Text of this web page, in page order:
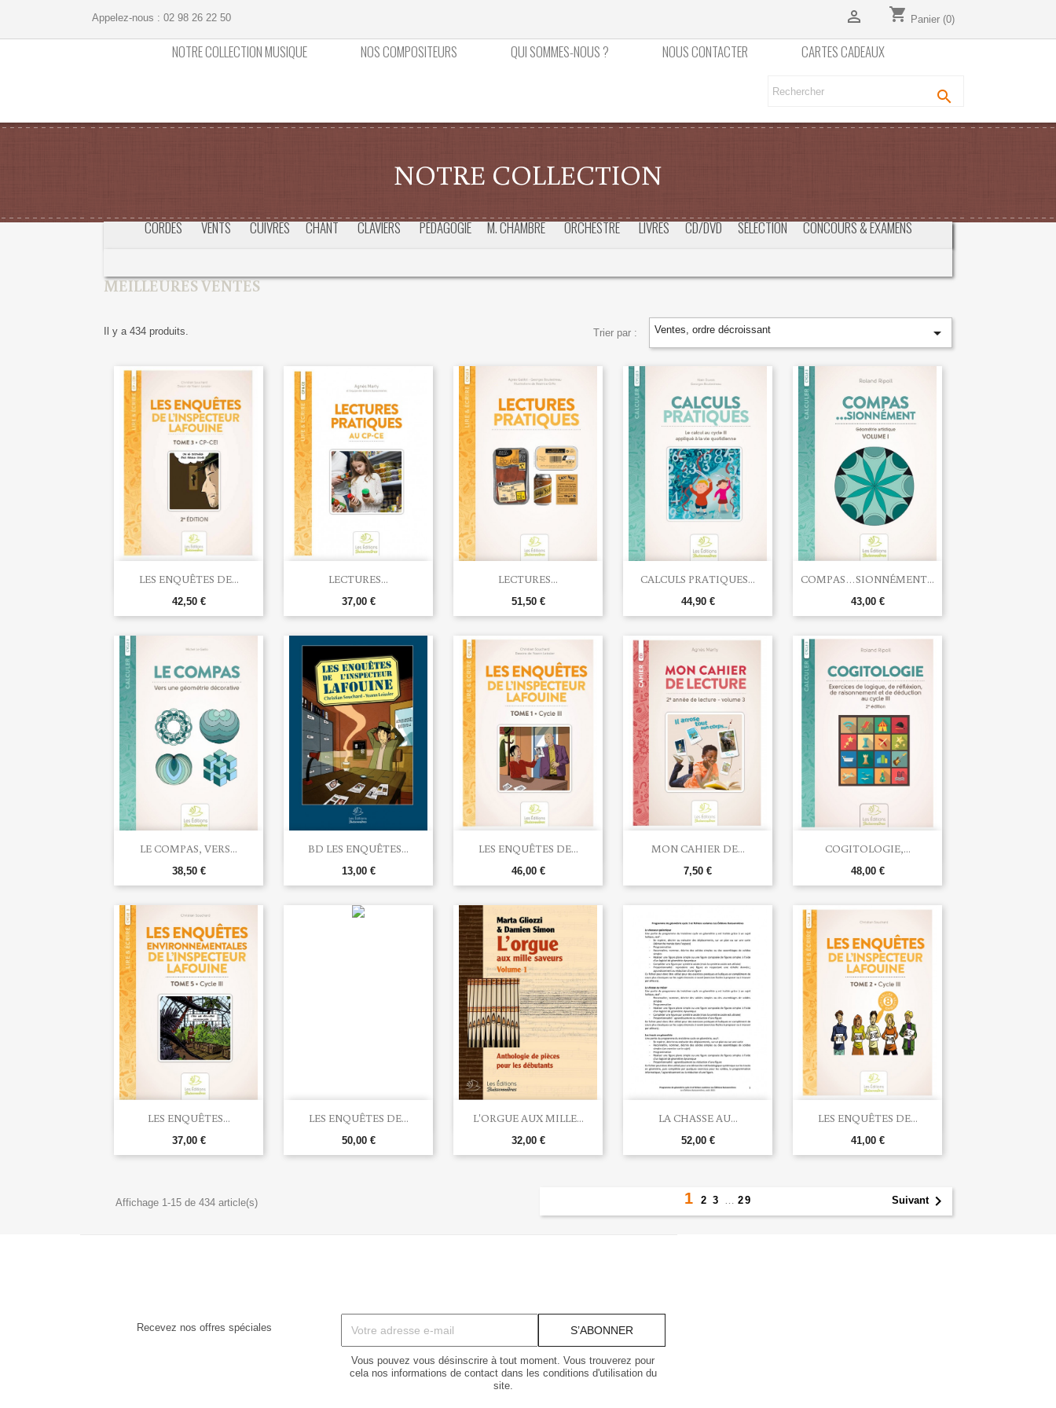
Appelez-nous : 02 98 26 22 50  shopping_cart Panier (0)
NOTRE COLLECTION MUSIQUE NOS COMPOSITEURS QUI SOMMES-NOUS ? NOUS CONTACTER CARTES CADEAUX

NOTRE COLLECTION
CORDES VENTS CUIVRES CHANT CLAVIERS PÉDAGOGIE M. CHAMBRE ORCHESTRE LIVRES CD/DVD SÉLECTION CONCOURS & EXAMENS
MEILLEURES VENTES
Il y a 434 produits. Trier par : Ventes, ordre décroissant 
LES ENQUÊTES DE...
42,50 €
 Aperçu rapide LECTURES...
37,00 €
Aperçu rapide LECTURES...
51,50 €
Aperçu rapide CALCULS PRATIQUES...
44,90 €
Aperçu rapide COMPAS…SIONNÉMENT...
43,00 €
Aperçu rapide
LE COMPAS, VERS...
38,50 €
Aperçu rapide BD LES ENQUÊTES...
13,00 €
Aperçu rapide LES ENQUÊTES DE...
46,00 €
 Aperçu rapide MON CAHIER DE...
7,50 €
Aperçu rapide COGITOLOGIE,...
48,00 €
Aperçu rapide
LES ENQUÊTES...
37,00 €
Aperçu rapide LES ENQUÊTES DE...
50,00 €
 Aperçu rapide L'ORGUE AUX MILLE...
32,00 €
Aperçu rapide LA CHASSE AU...
52,00 €
Aperçu rapide LES ENQUÊTES DE...
41,00 €
 Aperçu rapide
Affichage 1-15 de 434 article(s) 1 2 3 … 29 Suivant
Recevez nos offres spéciales
Vous pouvez vous désinscrire à tout moment. Vous trouverez pour
cela nos informations de contact dans les conditions d'utilisation du
site.